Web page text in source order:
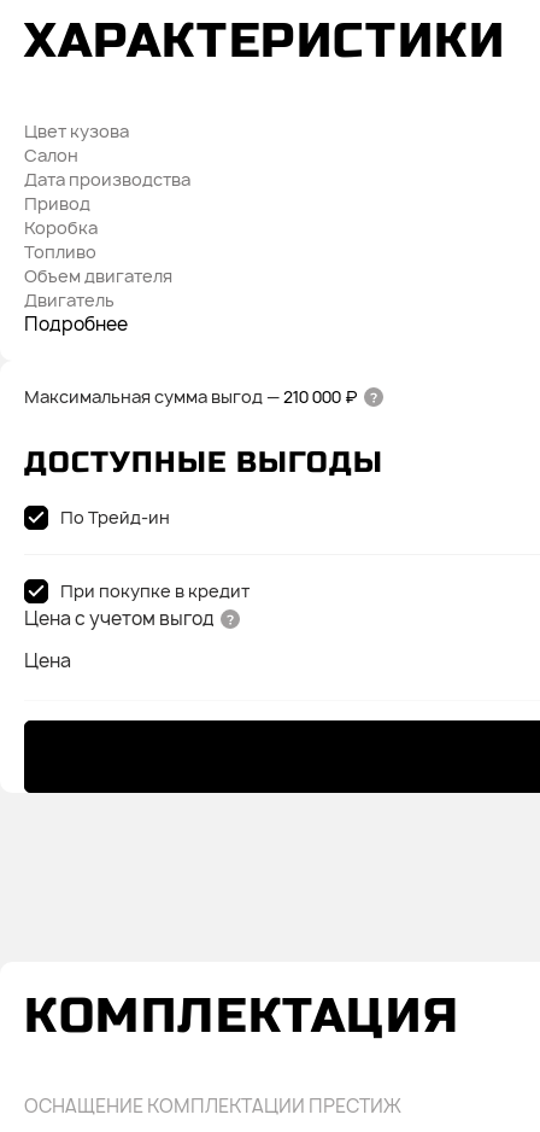
ХАРАКТЕРИСТИКИ
Цвет кузова
Салон
Дата производства
Привод
Коробка
Топливо
Объем двигателя
Двигатель
Подробнее
Максимальная сумма выгод—210 000 ₽
ДОСТУПНЫЕ ВЫГОДЫ
По Трейд-ин
При покупке в кредит
Цена с учетом выгод
Цена
КОМПЛЕКТАЦИЯ
ОСНАЩЕНИЕ КОМПЛЕКТАЦИИ ПРЕСТИЖ